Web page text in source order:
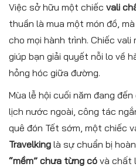
Việc sở hữu một chiếc vali
thuần là mua một món đồ,
cho mọi hành trình. Chiếc
giúp bạn giải quyết nỗi lo về
hỏng hóc giữa đường.
Mùa lễ hội cuối năm đang
lịch nước ngoài, công tác
quê đón Tết sớm, một chiếc
Travelking là sự chuẩn bị
“mềm” chưa từng có và chất